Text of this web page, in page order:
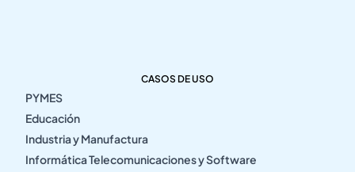
CASOS DE USO
PYMES
Educación
Industria y Manufactura
Informática Telecomunicaciones y Software